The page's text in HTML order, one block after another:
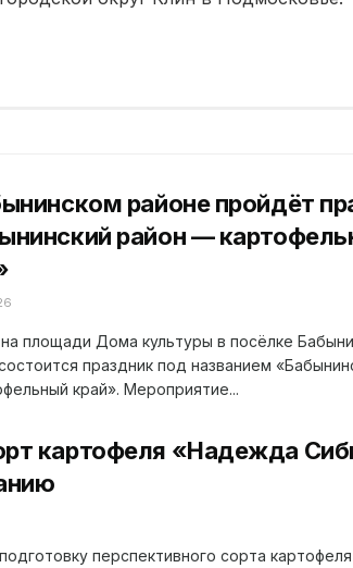
районе пройдёт
район —
площади Дома культуры в посёлке
праздник под названием
край». Мероприятие...
картофеля «Надежда
перспективного сорта